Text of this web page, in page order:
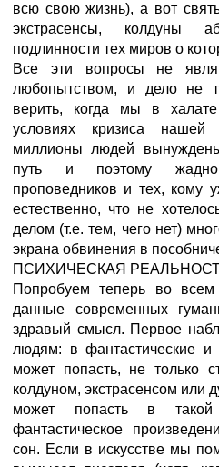
всю свою жизнь), а вот
экстрасенсы, колдуны
подлинности тех миров о
Все эти вопросы не
любопытством, и дело не
верить, когда мы в
условиях кризиса
миллионы людей
путь и поэтому
проповедников и тех, кому
естественно, что не
делом (т.е. тем, чего нет)
экрана обвинения в
ПСИХИЧЕСКАЯ
Попробуем теперь во всем
данные современных
здравый смысл. Первое
людям: в фантастические
может попасть, не только
колдуном, экстрасенсом
может попасть в
фантастическое
сон. Если в искусстве мы